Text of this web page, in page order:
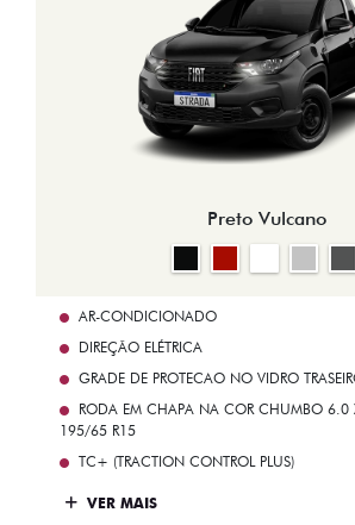
Preto Vulcano
AR-CONDICIONADO
DIREÇÃO ELÉTRICA
GRADE DE PROTECAO NO VIDRO
RODA EM CHAPA NA COR CHUMBO 6.0
195/65 R15
TC+ (TRACTION CONTROL PLUS)
VER MAIS